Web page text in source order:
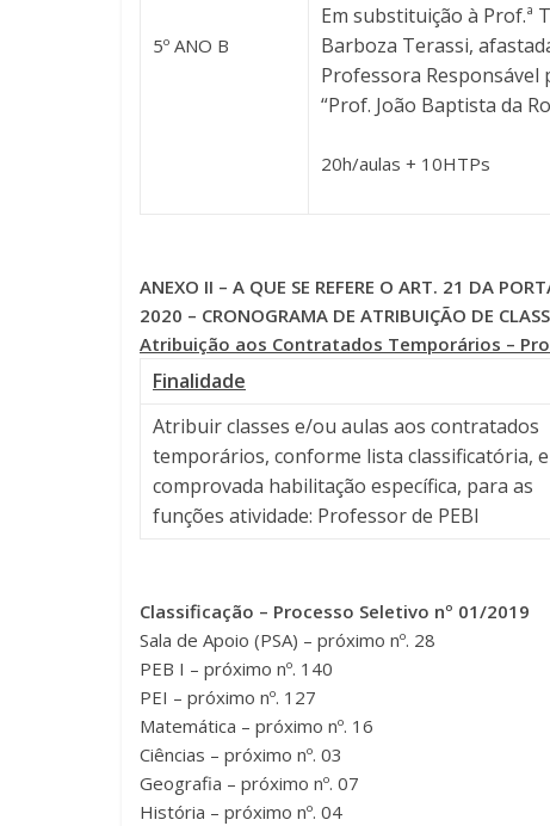
5º ANO B
Em substituição à Prof.ª
Barboza Terassi,
Professora Responsável
“Prof. João Baptista da
20h/aulas + 10HTPs
ANEXO II – A QUE SE REFERE O ART. 21 DA
2020 – CRONOGRAMA DE ATRIBUIÇÃO DE
Atribuição aos Contratados Temporários –
Finalidade
Atribuir classes e/ou aulas aos contratados
temporários, conforme lista classificatória, e
comprovada habilitação específica, para as
funções atividade: Professor de PEBI
Classificação – Processo Seletivo nº 01/2019
Sala de Apoio (PSA) – próximo nº. 28
PEB I – próximo nº. 140
PEI – próximo nº. 127
Matemática – próximo nº. 16
Ciências – próximo nº. 03
Geografia – próximo nº. 07
História – próximo nº. 04